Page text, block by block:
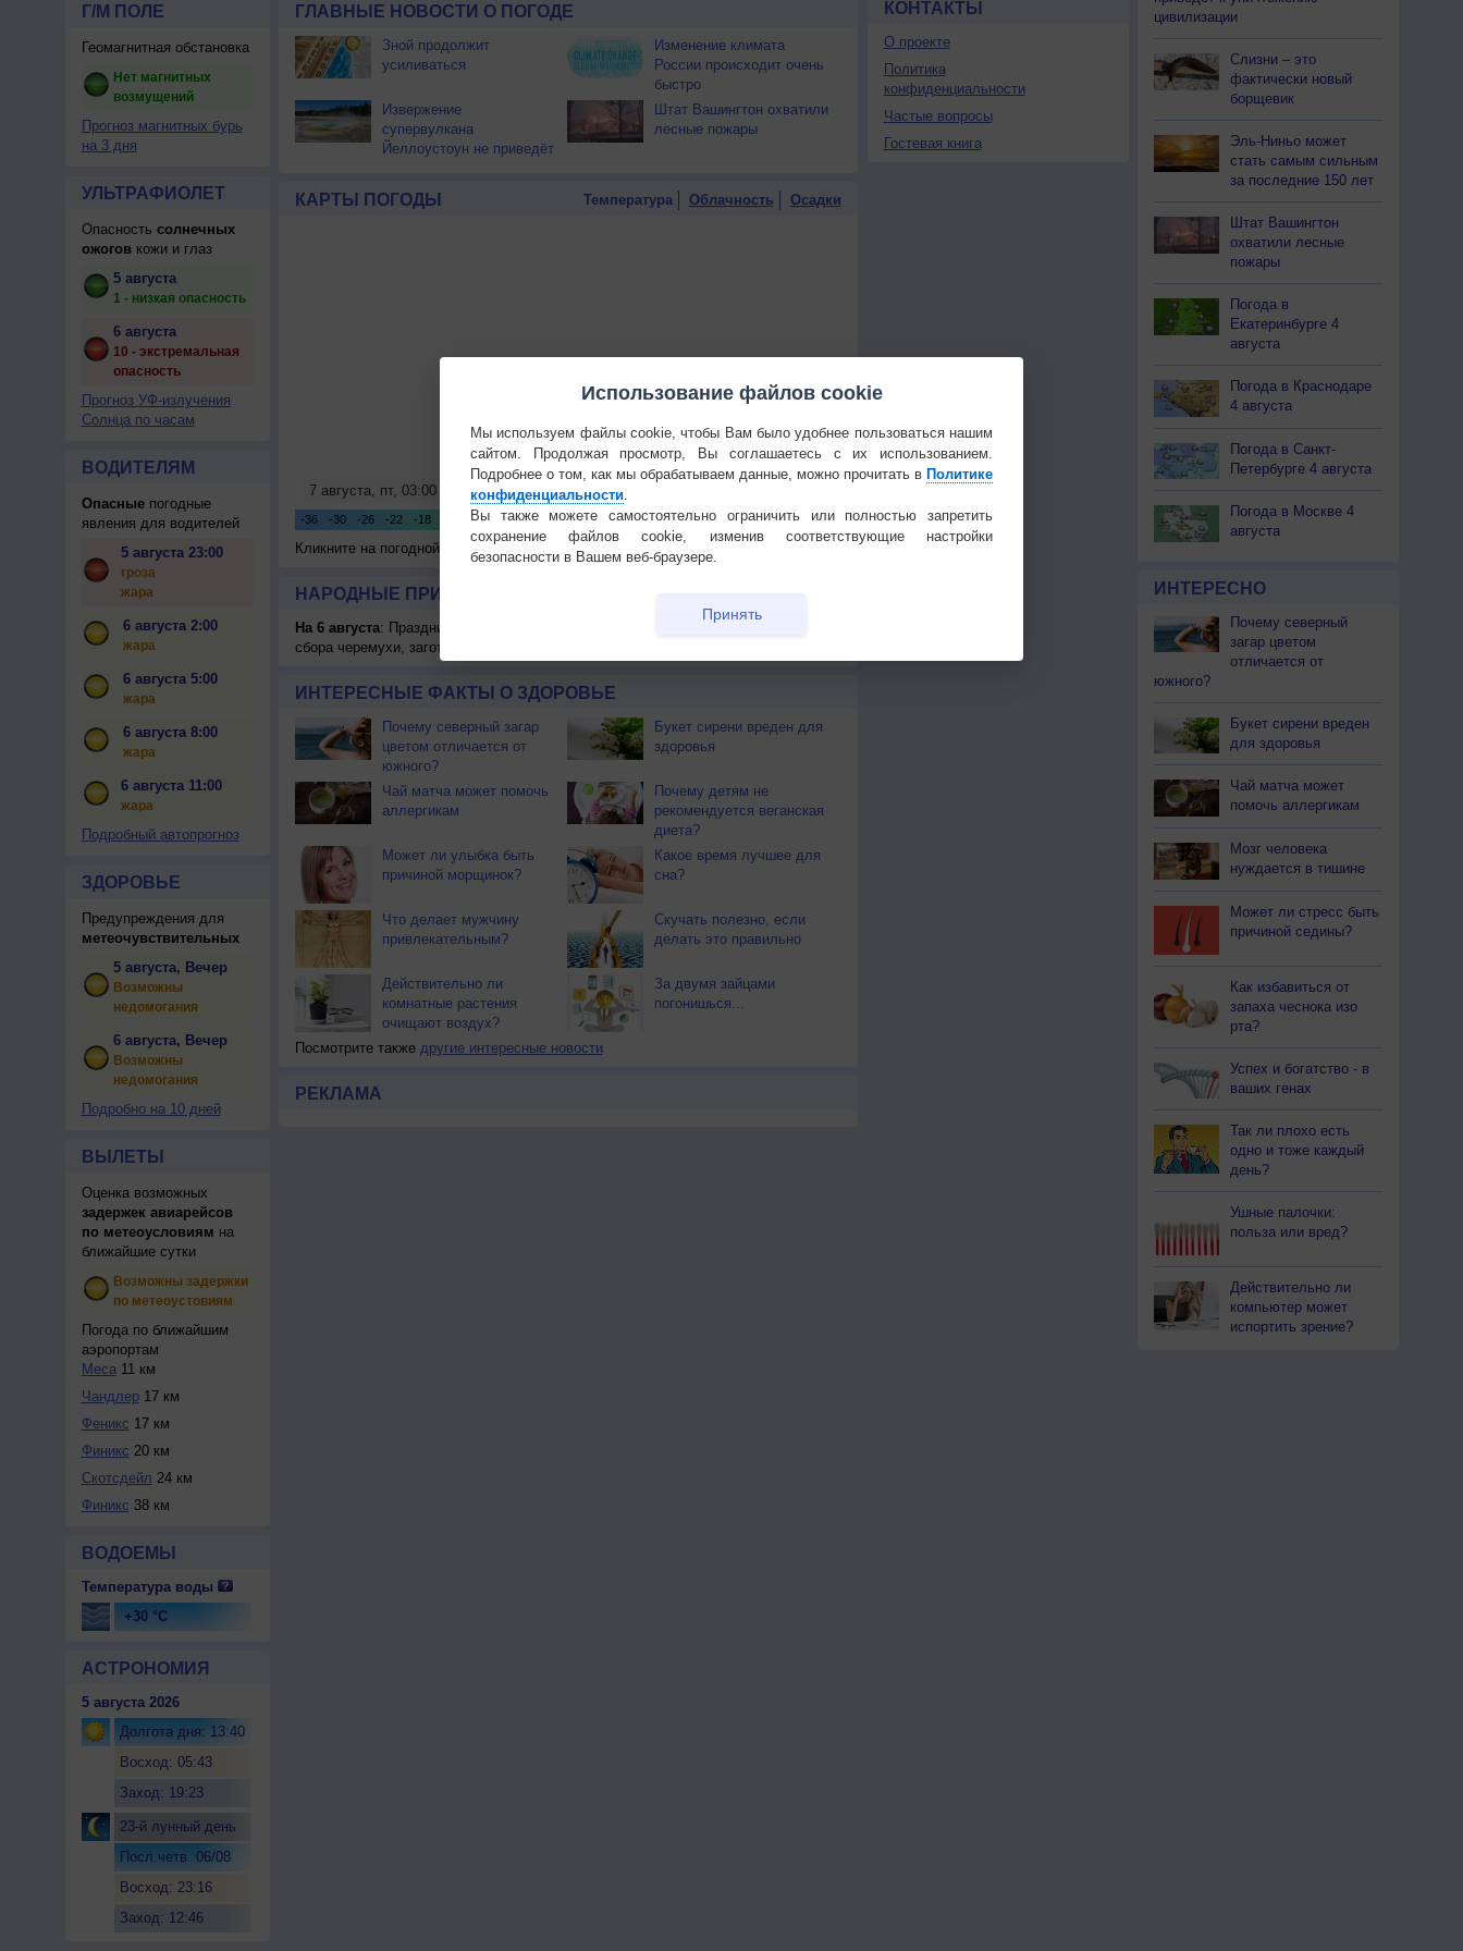
Г/М ПОЛЕ
Геомагнитная обстановка
Нет магнитных
возмущений
Прогноз магнитных бурь
на 3 дня
УЛЬТРАФИОЛЕТ
Опасность солнечных
ожоговкожи и глаз
5 августа
1 - низкая опасность
6 августа
10 - экстремальная
опасность
Прогноз УФ-излучения
Солнца по часам
ВОДИТЕЛЯМ
Опасныепогодные
явления для водителей
5 августа 23:00
гроза
жара
6 августа 2:00
жара
6 августа 5:00
жара
6 августа 8:00
жара
6 августа 11:00
жара
Подробный автопрогноз
ЗДОРОВЬЕ
Предупреждения для
метеочувствительных
5 августа, Вечер
Возможны
недомогания
6 августа, Вечер
Возможны
недомогания
Подробно на 10 дней
ВЫЛЕТЫ
Оценка возможных
задержек авиарейсов
по метеоусловиям на
ближайшие сутки
Возможны задержки
по метеоустовиям
Погода по ближайшим
аэропортам
Меса11 км
Чандлер17 км
Феникс 17 км
Финикс 20 км
Скотсдейл 24 км
Финикс 38 км
ВОДОЕМЫ
Температура воды
+30 °C
АСТРОНОМИЯ
5 августа 2026
Долгота дня: 13:40
Восход: 05:43
Заход: 19:23
23-й лунный день
Посл.четв. 06/08
Восход: 23:16
Заход: 12:46
ГЛАВНЫЕ НОВОСТИ О ПОГОДЕ
Зной продолжит
усиливаться
Изменение климата
России происходит очень
быстро
Извержение
супервулкана
Йеллоустоун не приведёт
Штат Вашингтон охватили
лесные пожары
КАРТЫ ПОГОДЫ Температура Облачность Осадки
Кликните на погодной карте для получения подробных данных
НАРОДНЫЕ ПРИМЕТЫ И ПРАЗДНИКИ
На 6 августа: Праздник жатвы. Почти повсеместно поспел хлеб. Наступает пора
сбора черемухи, заготавливают березовые веники.
ИНТЕРЕСНЫЕ ФАКТЫ О ЗДОРОВЬЕ
Почему северный загар
цветом отличается от
южного?
Букет сирени вреден для
здоровья
Чай матча может помочь
аллергикам
Почему детям не
рекомендуется веганская
диета?
Может ли улыбка быть
причиной морщинок?
Какое время лучшее для
сна?
Что делает мужчину
привлекательным?
Скучать полезно, если
делать это правильно
Действительно ли
комнатные растения
очищают воздух?
За двумя зайцами
погонишься...
Посмотрите также другие интересные новости
РЕКЛАМА
КОНТАКТЫ
О проекте
Политика
конфиденциальности
Частые вопросы
Гостевая книга
цивилизации
Слизни – это
фактически новый
борщевик
Эль-Ниньо может
стать самым сильным
за последние 150 лет
Штат Вашингтон
охватили лесные
пожары
Погода в
Екатеринбурге 4
августа
Погода в Краснодаре
4 августа
Погода в Санкт-
Петербурге 4 августа
Погода в Москве 4
августа
ИНТЕРЕСНО
Почему северный
загар цветом
отличается от
южного?
Букет сирени вреден
для здоровья
Чай матча может
помочь аллергикам
Мозг человека
нуждается в тишине
Может ли стресс быть
причиной седины?
Как избавиться от
запаха чеснока изо
рта?
Успех и богатство - в
ваших генах
Так ли плохо есть
одно и тоже каждый
день?
Ушные палочки:
польза или вред?
Действительно ли
компьютер может
испортить зрение?
Использование файлов cookie
Мы используем файлы cookie, чтобы Вам было удобнее пользоваться нашим
сайтом. Продолжая просмотр, Вы соглашаетесь с их использованием.
Подробнее о том, как мы обрабатываем данные, можно прочитать в Политике
конфиденциальности.
Вы также можете самостоятельно ограничить или полностью запретить
сохранение файлов cookie, изменив соответствующие настройки
безопасности в Вашем веб-браузере.
Принять